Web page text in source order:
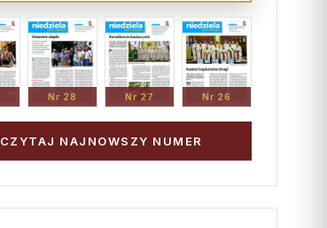
Nr 28 Nr 27 Nr 26
CZYTAJ NAJNOWSZY NUMER